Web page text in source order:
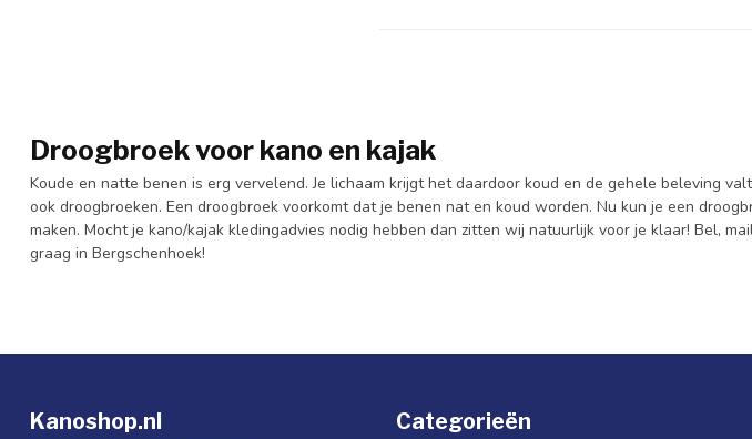
Droogbroek voor kano en kajak
Koude en natte benen is erg vervelend. Je lichaam krijgt het daardoor koud en de gehele beleving
ook droogbroeken. Een droogbroek voorkomt dat je benen nat en koud worden. Nu kun je een
maken. Mocht je kano/kajak kledingadvies nodig hebben dan zitten wij natuurlijk voor je klaar! Bel,
graag in Bergschenhoek!
Kanoshop.nl Categorieën